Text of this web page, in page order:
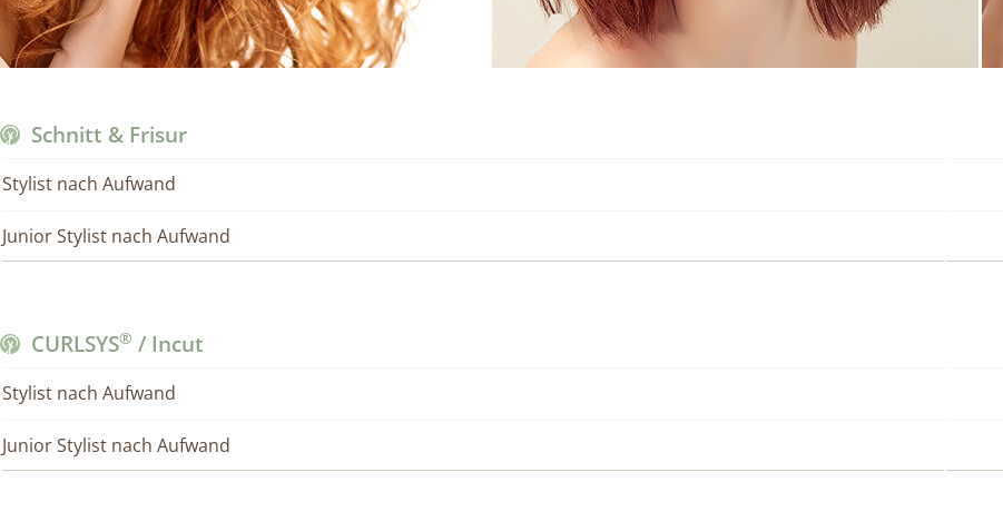
Schnitt & Frisur
Stylist nach Aufwand
Junior Stylist nach Aufwand
CURLSYS® / Incut
Stylist nach Aufwand
Junior Stylist nach Aufwand